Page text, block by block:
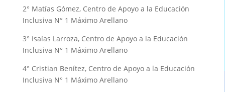
2° Matías Gómez, Centro de Apoyo a la Educación
Inclusiva N° 1 Máximo Arellano
3° Isaías Larroza, Centro de Apoyo a la Educación
Inclusiva N° 1 Máximo Arellano
4° Cristian Benítez, Centro de Apoyo a la Educación
Inclusiva N° 1 Máximo Arellano